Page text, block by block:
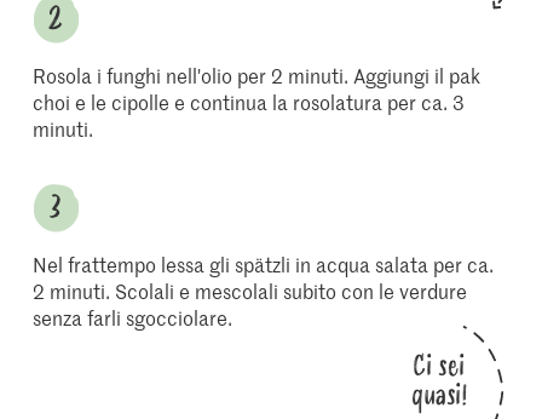
Rosola i funghi nell'olio per 2 minuti. Aggiungi il pak
choi e le cipolle e continua la rosolatura per ca. 3
minuti.
Nel frattempo lessa gli spätzli in acqua salata per ca.
2 minuti. Scolali e mescolali subito con le verdure
senza farli sgocciolare.
Ci sei
quasi!